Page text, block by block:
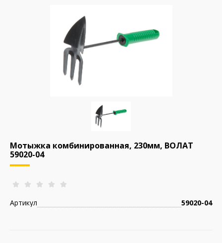
Мотыжка комбинированная, 230мм, ВОЛАТ
59020-04
Артикул 59020-04